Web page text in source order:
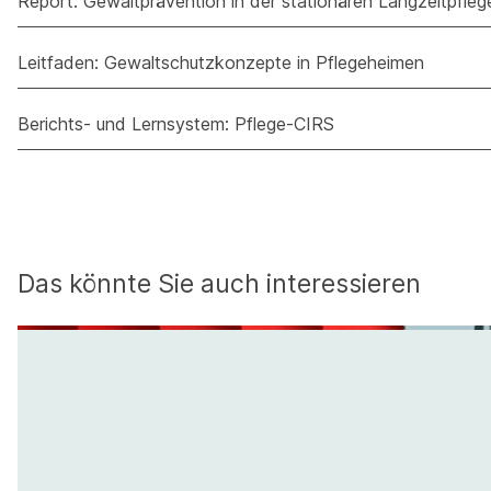
Leitfaden: Gewaltschutzkonzepte in Pflegeheimen
Berichts- und Lernsystem: Pflege-CIRS
Das könnte Sie auch interessieren